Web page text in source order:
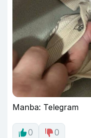
Manba: Telegram
0 0